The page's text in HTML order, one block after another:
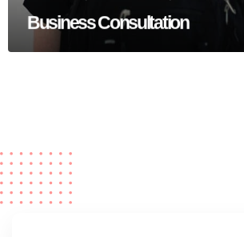
Business Consultation